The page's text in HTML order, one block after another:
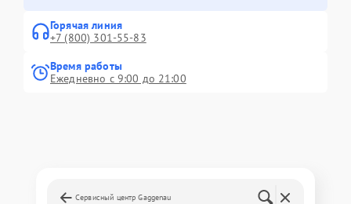
Горячая линия
+7 (800) 301-55-83
Время работы
Ежедневно с 9:00 до 21:00
Сервисный центр Gaggenau